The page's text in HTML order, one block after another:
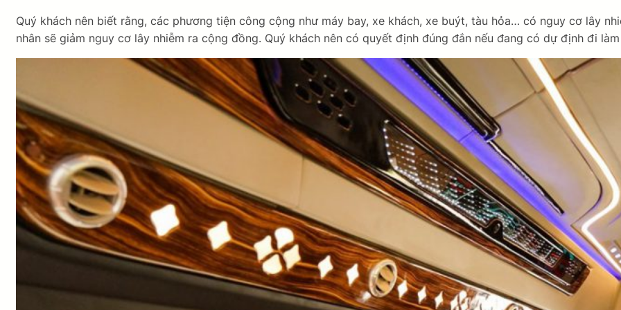
Quý khách nên biết rằng, các phương tiện công cộng như máy bay, xe khách, xe buýt, tàu hỏa… có nguy cơ lây
nhân sẽ giảm nguy cơ lây nhiễm ra cộng đồng. Quý khách nên có quyết định đúng đắn nếu đang có dự định đi